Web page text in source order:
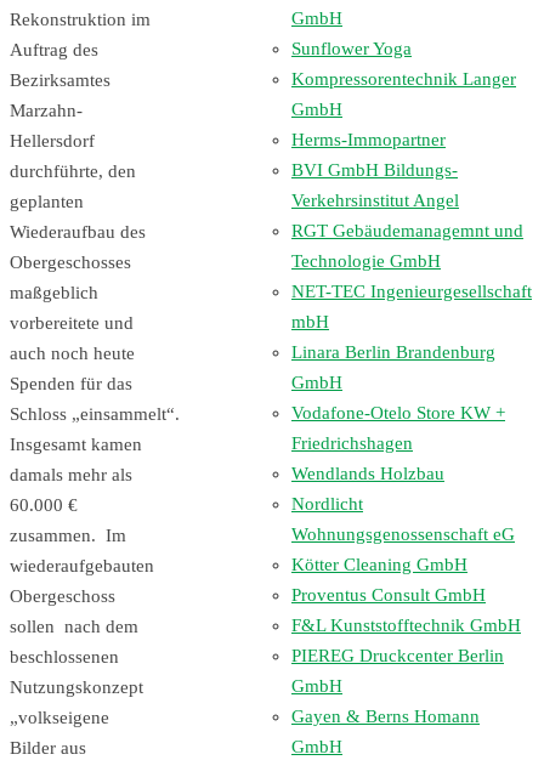
Rekonstruktion im
Auftrag des
Bezirksamtes
Marzahn-
Hellersdorf
durchführte, den
geplanten
Wiederaufbau des
Obergeschosses
maßgeblich
vorbereitete und
auch noch heute
Spenden für das
Schloss „einsammelt“.
Insgesamt kamen
damals mehr als
60.000 €
zusammen. Im
wiederaufgebauten
Obergeschoss
sollen nach dem
beschlossenen
Nutzungskonzept
„volkseigene
Bilder aus
GmbH
Sunflower Yoga
Kompressorentechnik Langer
GmbH
Herms-Immopartner
BVI GmbH Bildungs-
Verkehrsinstitut Angel
RGT Gebäudemanagemnt und
Technologie GmbH
NET-TEC Ingenieurgesellschaft
mbH
Linara Berlin Brandenburg
GmbH
Vodafone-Otelo Store KW +
Friedrichshagen
Wendlands Holzbau
Nordlicht
Wohnungsgenossenschaft eG
Kötter Cleaning GmbH
Proventus Consult GmbH
F&L Kunststofftechnik GmbH
PIEREG Druckcenter Berlin
GmbH
Gayen & Berns Homann
GmbH